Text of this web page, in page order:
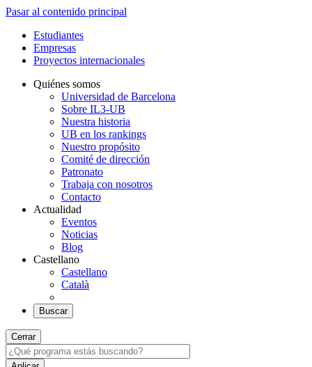
Pasar al contenido principal
Estudiantes
Empresas
Proyectos internacionales
Quiénes somos
Universidad de Barcelona
Sobre IL3-UB
Nuestra historia
UB en los rankings
Nuestro propósito
Comité de dirección
Patronato
Trabaja con nosotros
Contacto
Actualidad
Eventos
Noticias
Blog
Castellano
Castellano
Català
Buscar
Cerrar